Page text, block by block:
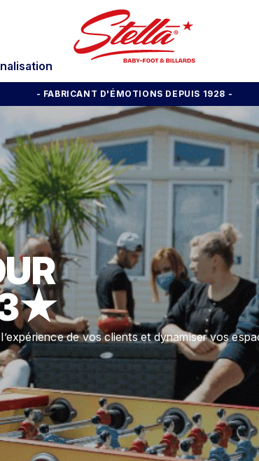
- FABRICANT D'ÉMOTIONS DEPUIS 1928 -
3★
de vos clients et dynamiser vos